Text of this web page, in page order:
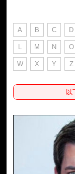
A B C D
L M N O
W X Y Z
以